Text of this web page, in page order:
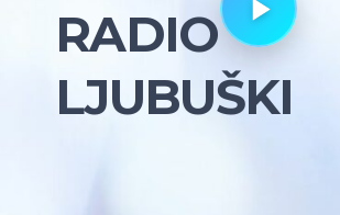
RADIO
LJUBUŠKI